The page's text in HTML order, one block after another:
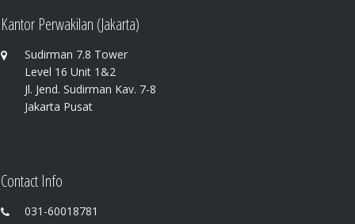
Kantor Perwakilan (Jakarta)
Sudirman 7.8 Tower
Level 16 Unit 1&2
Jl. Jend. Sudirman Kav. 7-8
Jakarta Pusat
Contact Info
031-60018781